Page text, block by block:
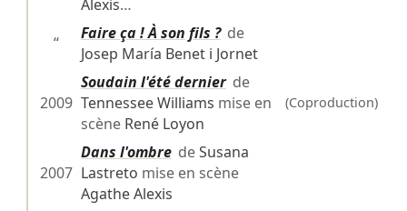
Alexis…
“
Faire ça ! À son fils ?de
Josep María Benet i Jornet
2009
Soudain l'été dernierde
Tennessee Williams mise en
scène René Loyon
(Coproduction)
2007
Dans l'ombredeSusana
Lastreto mise en scène
Agathe Alexis